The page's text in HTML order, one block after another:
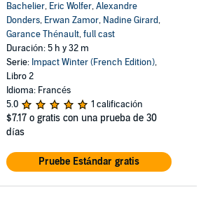
Bachelier, Eric Wolfer,Alexandre
Donders, Erwan Zamor, Nadine Girard,
Garance Thénault,full cast
Duración: 5 h y 32 m
Serie: Impact Winter (French Edition),
Libro 2
Idioma: Francés
5.0
1 calificación
$7.17 o gratis con una prueba de 30
días
Pruebe Estándar gratis